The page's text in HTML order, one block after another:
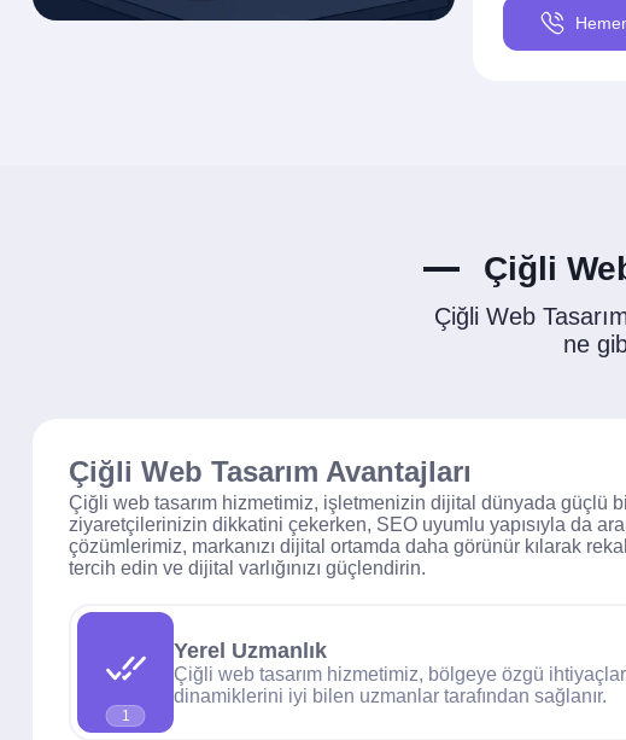
Çiğli
Çiğli Web
ne
Çiğli Web Tasarım Avantajları
Çiğli web tasarım hizmetimiz, işletmenizin dijital dünyada güçlü
ziyaretçilerinizin dikkatini çekerken, SEO uyumlu yapısıyla da
çözümlerimiz, markanızı dijital ortamda daha görünür kılarak
tercih edin ve dijital varlığınızı güçlendirin.
1
Yerel Uzmanlık
Çiğli web tasarım hizmetimiz, bölgeye özgü
dinamiklerini iyi bilen uzmanlar tarafından sağlanır.